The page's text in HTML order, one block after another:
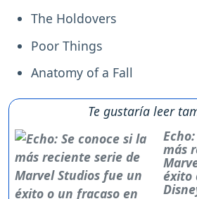
The Holdovers
Poor Things
Anatomy of a Fall
Te gustaría leer
más
éxito